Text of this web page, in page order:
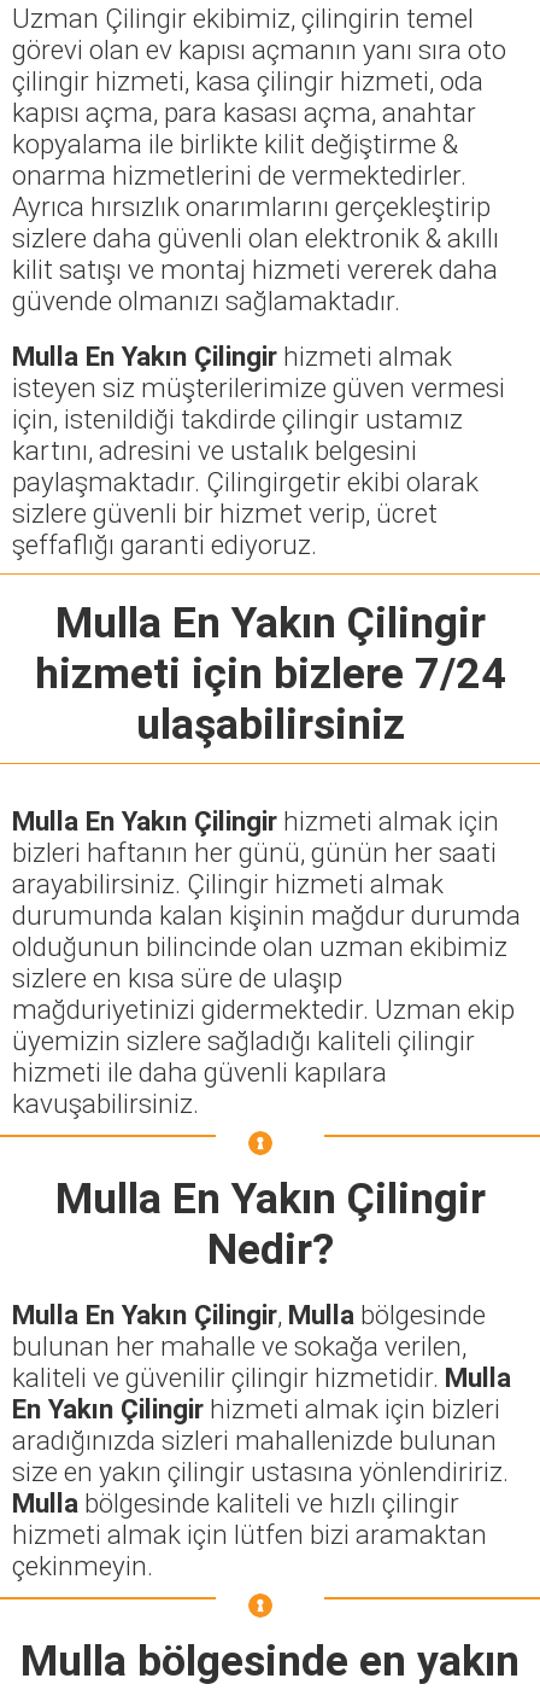
Uzman Çilingir ekibimiz, çilingirin temel
görevi olan ev kapısı açmanın yanı sıra oto
çilingir hizmeti, kasa çilingir hizmeti, oda
kapısı açma, para kasası açma, anahtar
kopyalama ile birlikte kilit değiştirme &
onarma hizmetlerini de vermektedirler.
Ayrıca hırsızlık onarımlarını gerçekleştirip
sizlere daha güvenli olan elektronik & akıllı
kilit satışı ve montaj hizmeti vererek daha
güvende olmanızı sağlamaktadır.
Mulla En Yakın Çilingir hizmeti almak
isteyen siz müşterilerimize güven vermesi
için, istenildiği takdirde çilingir ustamız
kartını, adresini ve ustalık belgesini
paylaşmaktadır. Çilingirgetir ekibi olarak
sizlere güvenli bir hizmet verip, ücret
şeffaflığı garanti ediyoruz.
Mulla En Yakın Çilingir
hizmeti için bizlere 7/24
ulaşabilirsiniz
Mulla En Yakın Çilingir hizmeti almak için
bizleri haftanın her günü, günün her saati
arayabilirsiniz. Çilingir hizmeti almak
durumunda kalan kişinin mağdur durumda
olduğunun bilincinde olan uzman ekibimiz
sizlere en kısa süre de ulaşıp
mağduriyetinizi gidermektedir. Uzman ekip
üyemizin sizlere sağladığı kaliteli çilingir
hizmeti ile daha güvenli kapılara
kavuşabilirsiniz.
Mulla En Yakın Çilingir
Nedir?
Mulla En Yakın Çilingir, Mulla bölgesinde
bulunan her mahalle ve sokağa verilen,
kaliteli ve güvenilir çilingir hizmetidir. Mulla
En Yakın Çilingir hizmeti almak için bizleri
aradığınızda sizleri mahallenizde bulunan
size en yakın çilingir ustasına yönlendiririz.
Mulla bölgesinde kaliteli ve hızlı çilingir
hizmeti almak için lütfen bizi aramaktan
çekinmeyin.
Mulla bölgesinde en yakın